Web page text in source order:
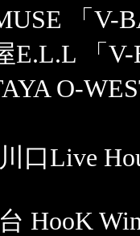
「V-
E.L.L 「
O-
口Live
HooK